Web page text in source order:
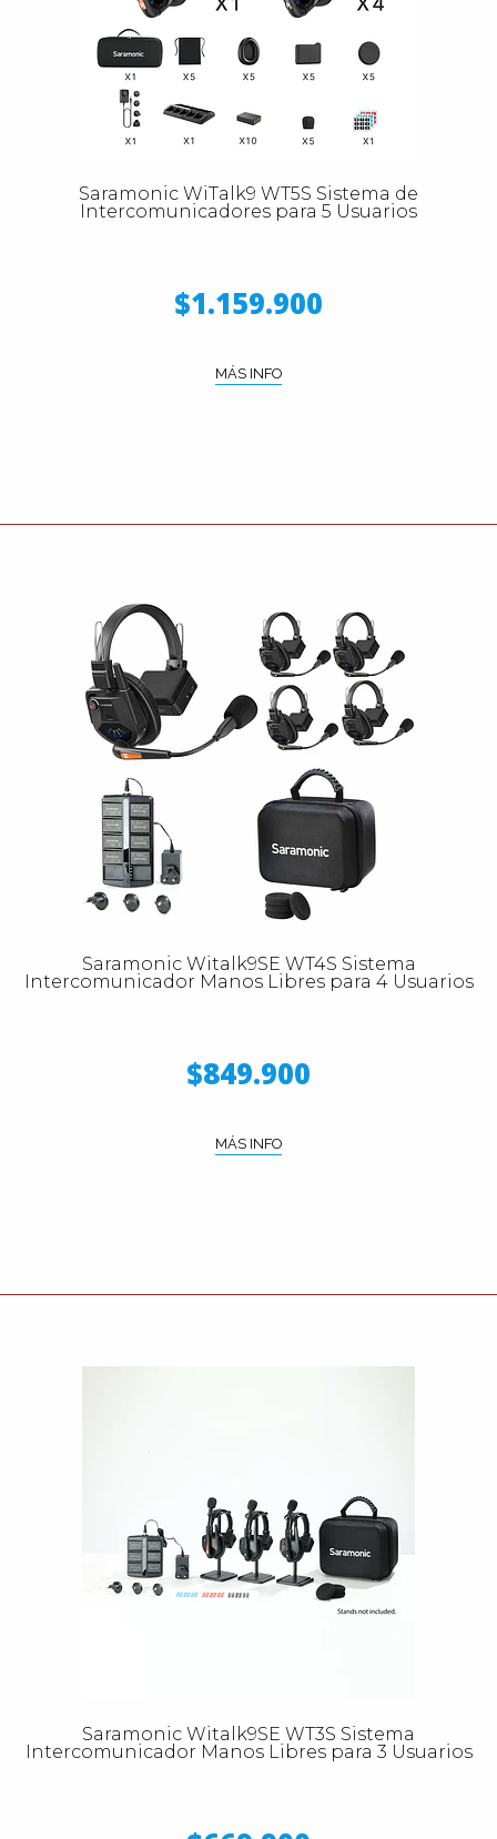
Saramonic WiTalk9 WT5S Sistema de
Intercomunicadores para 5 Usuarios
$1.159.900
MÁS INFO
Saramonic Witalk9SE WT4S Sistema
Intercomunicador Manos Libres para 4 Usuarios
$849.900
MÁS INFO
Saramonic Witalk9SE WT3S Sistema
Intercomunicador Manos Libres para 3 Usuarios